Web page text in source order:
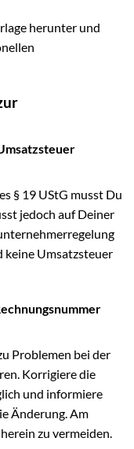
herunter und
§ 19 UStG musst Du
jedoch auf Deiner
keine Umsatzsteuer
Problemen bei der
Korrigiere die
und informiere
Änderung. Am
zu vermeiden.